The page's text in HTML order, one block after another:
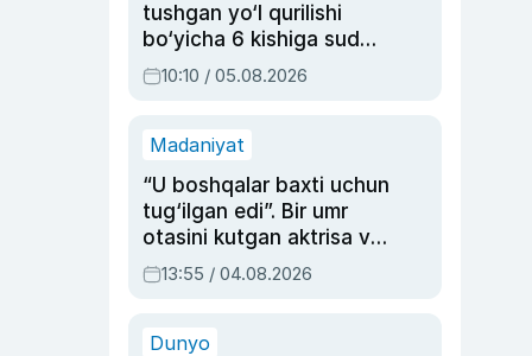
tushgan yo‘l qurilishi
bo‘yicha 6 kishiga sud
hukmi o‘qildi
10:10 / 05.08.2026
Madaniyat
“U boshqalar baxti uchun
tug‘ilgan edi”. Bir umr
otasini kutgan aktrisa va
dublyaj ustasi Rimma
Ahmedovaning
13:55 / 04.08.2026
Dunyo